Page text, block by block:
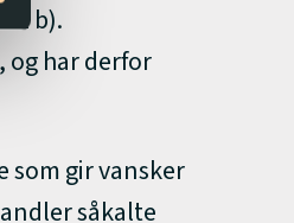
1 b).
og har derfor
som gir vansker
såkalte